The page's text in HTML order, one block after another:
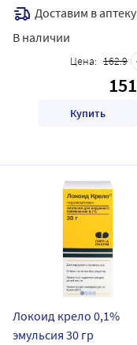
Доставим в аптеку
В наличии
Цена: 162.9
151
Купить
Локоид крело 0,1%
эмульсия 30 гр